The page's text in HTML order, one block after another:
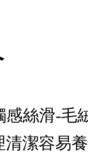
感絲滑-毛
潔容易